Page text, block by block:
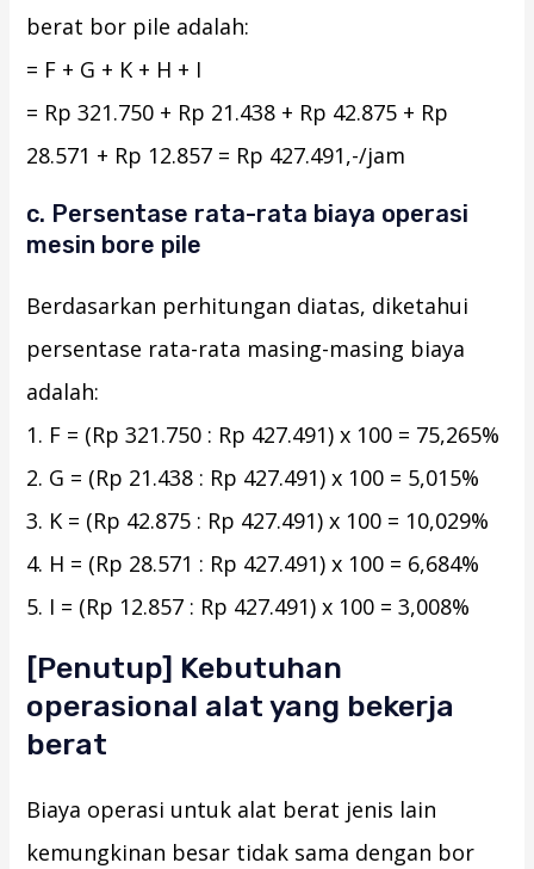
berat bor pile adalah:
= F + G + K + H + I
= Rp 321.750 + Rp 21.438 + Rp 42.875 + Rp
28.571 + Rp 12.857 = Rp 427.491,-/jam
c. Persentase rata-rata biaya operasi
mesin bore pile
Berdasarkan perhitungan diatas, diketahui
persentase rata-rata masing-masing biaya
adalah:
1. F = (Rp 321.750 : Rp 427.491) x 100 = 75,265%
2. G = (Rp 21.438 : Rp 427.491) x 100 = 5,015%
3. K = (Rp 42.875 : Rp 427.491) x 100 = 10,029%
4. H = (Rp 28.571 : Rp 427.491) x 100 = 6,684%
5. I = (Rp 12.857 : Rp 427.491) x 100 = 3,008%
[Penutup] Kebutuhan
operasional alat yang bekerja
berat
Biaya operasi untuk alat berat jenis lain
kemungkinan besar tidak sama dengan bor